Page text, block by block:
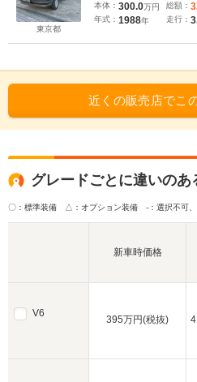
東京都
本体： 300.0万円
年式： 1988年
総額：
走行：
近くの販売店でこ
グレードごとに違いのあ
〇：標準装備 △：オプション装備 -：選択不可
V6
新車時価格
395万円(税抜)